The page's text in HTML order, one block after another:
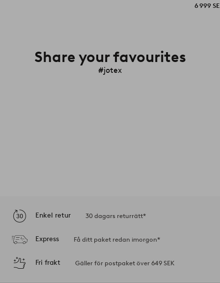
6 999
Share your favourites
#jotex
Enkel retur 30 dagars returrätt*
Express Få ditt paket redan imorgon*
Fri frakt Gäller för postpaket över 649 SEK